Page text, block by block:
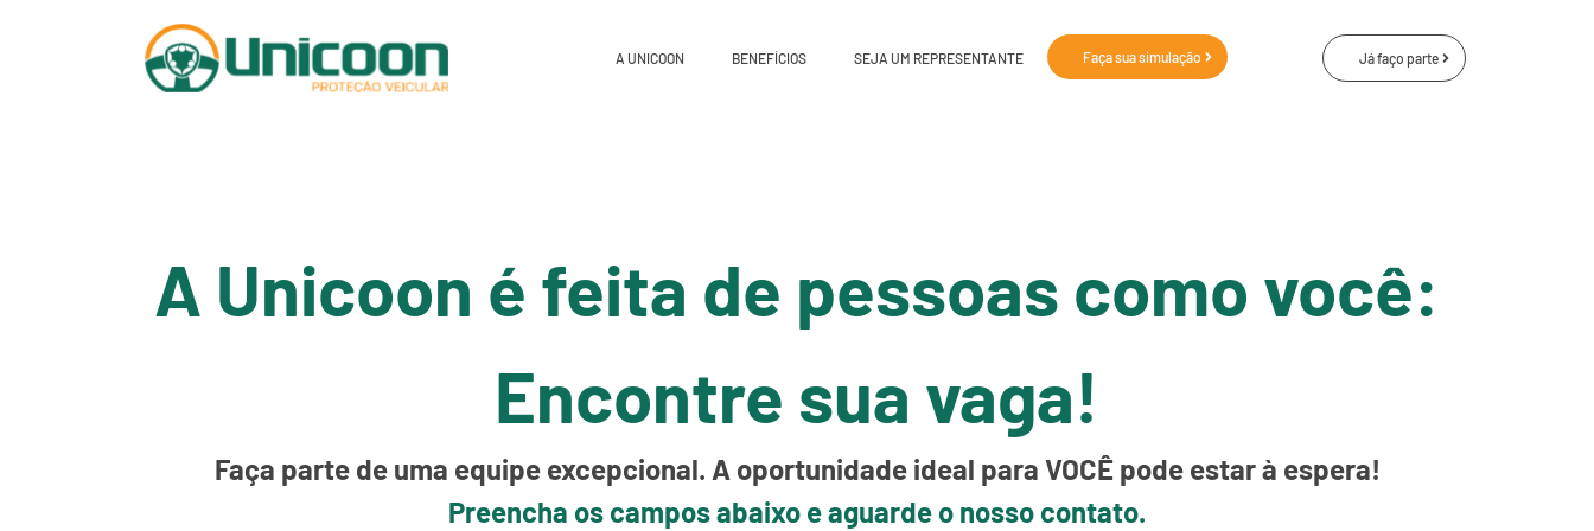
A UNICOON BENEFÍCIOS SEJA UM REPRESENTANTE Faça sua simulação Já faço parte
A Unicoon é feita de pessoas como você:
Encontre sua vaga!
Faça parte de uma equipe excepcional. A oportunidade ideal para VOCÊ pode estar à espera!
Preencha os campos abaixo e aguarde o nosso contato.